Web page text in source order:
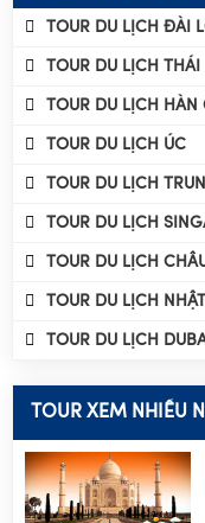
TOUR DU LỊCH ĐÀI
TOUR DU LỊCH THÁI
TOUR DU LỊCH HÀN
TOUR DU LỊCH ÚC
TOUR DU LỊCH
TOUR DU LỊCH
TOUR DU LỊCH
TOUR DU LỊCH
TOUR DU LỊCH
TOUR XEM NHIỀU